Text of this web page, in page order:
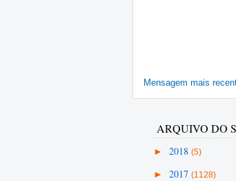
Mensagem mais
ARQUIVO DO
► 2018 (5)
► 2017 (1128)